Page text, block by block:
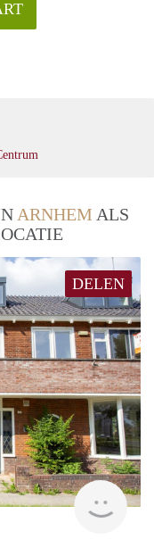
ARNHEM ALS
DELEN